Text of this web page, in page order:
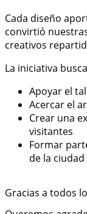
Cada diseño
convirtió
creativos
La iniciativa
Apoyar el
Acercar el
Crear una
visitantes
Formar
de la ciudad
Gracias a todos